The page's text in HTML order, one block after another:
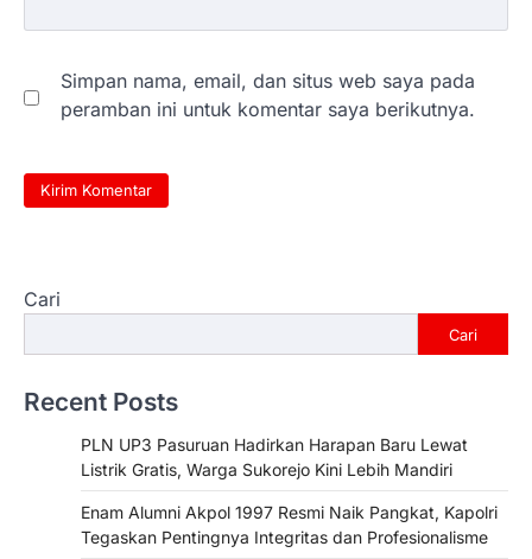
Simpan nama, email, dan situs web saya pada
peramban ini untuk komentar saya berikutnya.
Cari
Cari
Recent Posts
PLN UP3 Pasuruan Hadirkan Harapan Baru Lewat
Listrik Gratis, Warga Sukorejo Kini Lebih Mandiri
Enam Alumni Akpol 1997 Resmi Naik Pangkat, Kapolri
Tegaskan Pentingnya Integritas dan Profesionalisme